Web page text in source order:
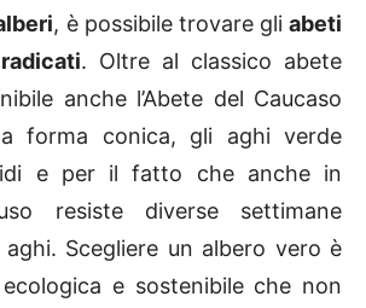
, è possibile trovare gli abeti
. Oltre al classico abete
anche l’Abete del Caucaso
forma conica, gli aghi verde
e per il fatto che anche in
resiste diverse settimane
aghi. Scegliere un albero vero è
e sostenibile che non